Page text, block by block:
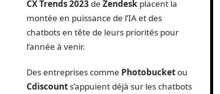
CX Trends 2023 de Zendesk placent la
montée en puissance de l’IA et des
chatbots en tête de leurs priorités pour
l’année à venir.
Des entreprises comme Photobucket ou
Cdiscount s’appuient déjà sur les chatbots